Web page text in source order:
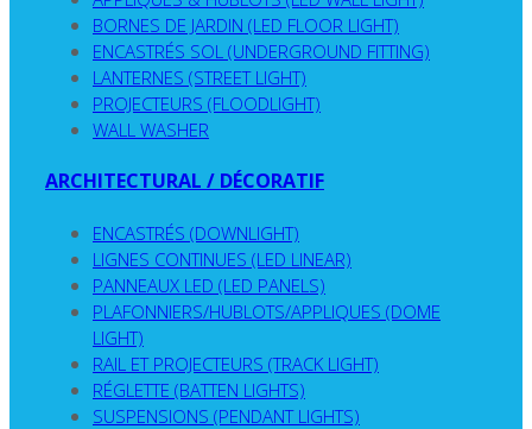
BORNES DE JARDIN (LED FLOOR LIGHT)
ENCASTRÉS SOL (UNDERGROUND FITTING)
LANTERNES (STREET LIGHT)
PROJECTEURS (FLOODLIGHT)
WALL WASHER
ARCHITECTURAL / DÉCORATIF
ENCASTRÉS (DOWNLIGHT)
LIGNES CONTINUES (LED LINEAR)
PANNEAUX LED (LED PANELS)
PLAFONNIERS/HUBLOTS/APPLIQUES (DOME
LIGHT)
RAIL ET PROJECTEURS (TRACK LIGHT)
RÉGLETTE (BATTEN LIGHTS)
SUSPENSIONS (PENDANT LIGHTS)